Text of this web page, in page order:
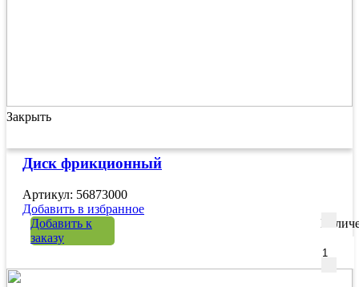
Закрыть
Диск фрикционный
Артикул: 56873000
Добавить в избранное
Добавить к
заказу